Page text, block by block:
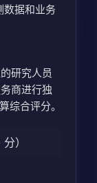
数据和业务
研究人员
商进行独
综合评分。
）